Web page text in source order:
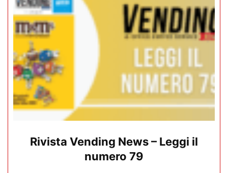
Rivista Vending News – Leggi il
numero 79